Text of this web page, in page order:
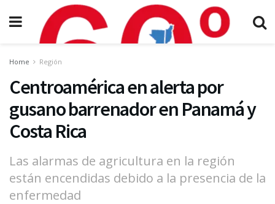
Home Región
Centroamérica en alerta por
gusano barrenador en Panamá y
Costa Rica
Las alarmas de agricultura en la región
están encendidas debido a la presencia de la
enfermedad